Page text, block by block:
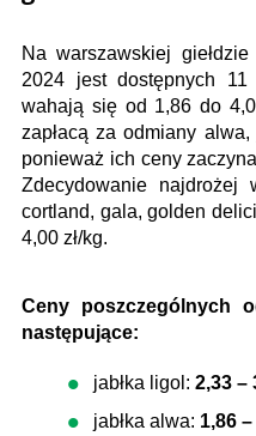
Na warszawskiej
2024 jest dostępnych 11
wahają się od 1,86 do
zapłacą za odmiany
ponieważ ich ceny
Zdecydowanie najdrożej
cortland, gala, golden
4,00 zł/kg.
Ceny poszczególnych
następujące:
jabłka ligol: 2,33 –
jabłka alwa: 1,86 –